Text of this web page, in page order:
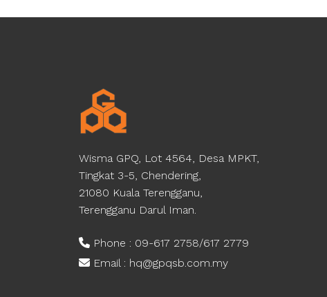
Wisma GPQ, Lot 4564, Desa MPKT,
Tingkat 3-5, Chendering,
21080 Kuala Terengganu,
Terengganu Darul Iman.
Phone : 09-617 2758/617 2779
Email : hq@gpqsb.com.my